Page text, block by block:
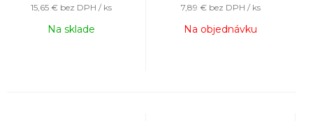
15,65 € bez DPH / ks
Na sklade
7,89 € bez DPH / ks
Na objednávku